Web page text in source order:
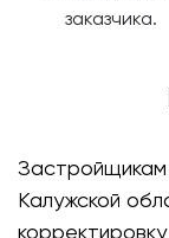
заказчика.
Застройщикам
Калужской